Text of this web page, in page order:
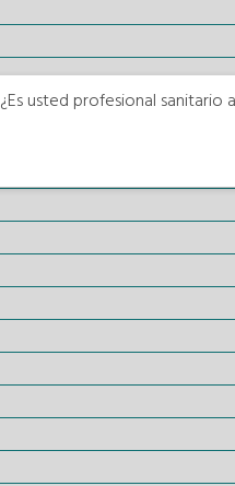
¿Es usted profesional